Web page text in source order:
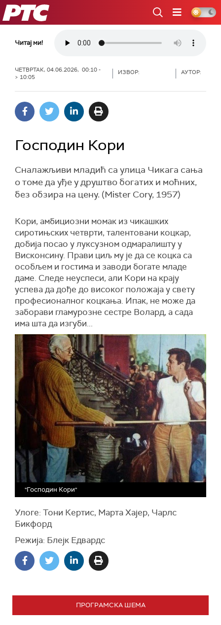
РТС
Читај ми!
ЧЕТВРТАК, 04.06.2026, 00:10 -
> 10:05
ИЗВОР: АУТОР:
Господин Кори
Сналажљиви младић са улица Чикага сања
о томе да уђе у друштво богатих и моћних,
без обзира на цену. (Mister Cory, 1957)
Кори, амбициозни момак из чикашких
сиротињских четврти, талентовани коцкар,
добија посао у луксузном одмаралишту у
Висконсину. Прави циљ му је да се коцка са
особљем и гостима и заводи богате младе
даме. Следе неуспеси, али Кори на крају
успева да дође до високог положаја у свету
професионалног коцкања. Ипак, не може да
заборави гламурозне сестре Волард, а сада
има шта да изгуби...
"Господин Кори"
Улоге: Тони Кертис, Марта Хајер, Чарлс
Бикфорд
Режија: Блејк Едвардс
ПРОГРАМСКА ШЕМА